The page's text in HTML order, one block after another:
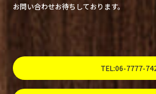
お問い合わせお待ちしております。
TEL:06-7777-